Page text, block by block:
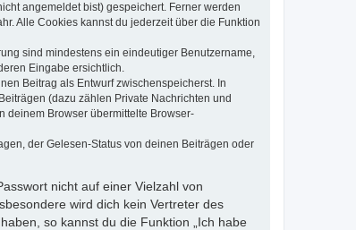
angemeldet bist) gespeichert. Ferner werden
Alle Cookies kannst du jederzeit über die Funktion
sind mindestens ein eindeutiger Benutzername,
Eingabe ersichtlich.
Beitrag als Entwurf zwischenspeicherst. In
(dazu zählen Private Nachrichten und
deinem Browser übermittelte Browser-
der Gelesen-Status von deinen Beiträgen oder
nicht auf einer Vielzahl von
wird dich kein Vertreter des
so kannst du die Funktion „Ich habe